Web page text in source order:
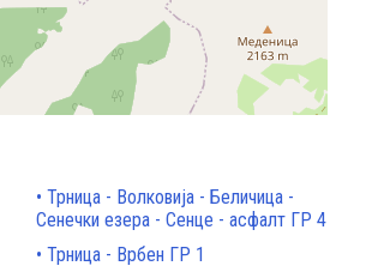
Трница - Волковија - Беличица -
Сенечки езера - Сенце - асфалт ГР 4
Трница - Врбен ГР 1